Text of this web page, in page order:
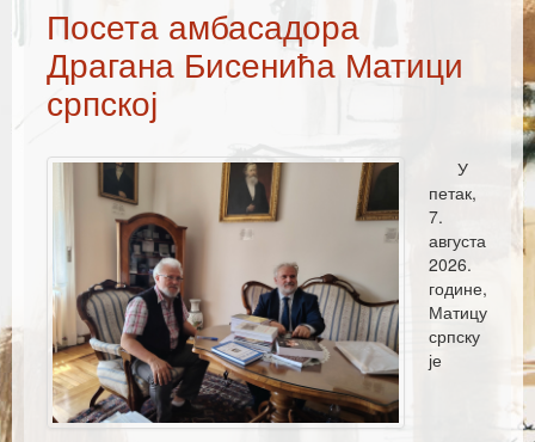
Гласник Матице српске
Е–издања
Вести
Најаве
Посета амбасадора
Драгана Бисенића Матици
српској
У
петак,
7.
августа
2026.
године,
Матицу
српску
је